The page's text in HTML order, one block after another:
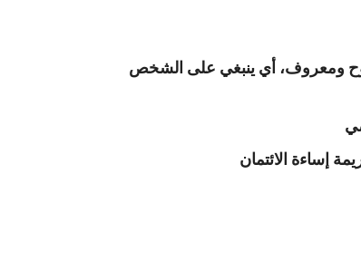
ومعروف، أي ينبغي على الشخص
إساءة الائتمان